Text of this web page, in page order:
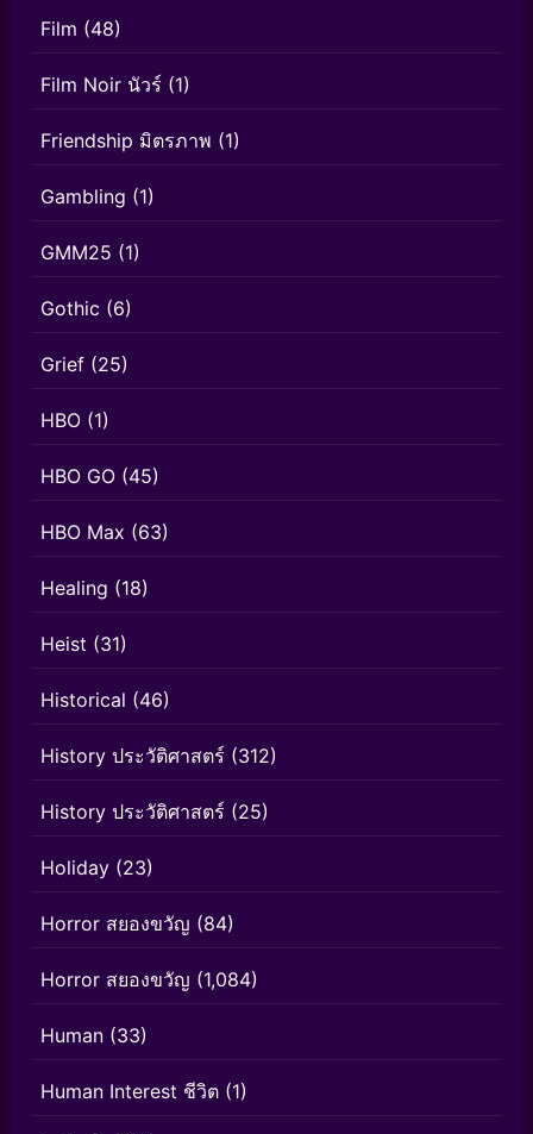
Film (48)
Film Noir นัวร์ (1)
Friendship มิตรภาพ (1)
Gambling (1)
GMM25 (1)
Gothic (6)
Grief (25)
HBO (1)
HBO GO (45)
HBO Max (63)
Healing (18)
Heist (31)
Historical (46)
History ประวัติศาสตร์ (312)
History ประวัติศาสตร์ (25)
Holiday (23)
Horror สยองขวัญ (84)
Horror สยองขวัญ (1,084)
Human (33)
Human Interest ชีวิต (1)